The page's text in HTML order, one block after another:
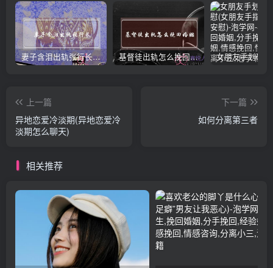
妻子含泪出轨张行长 她说全都是因为家中 基督徒出轨怎么挽回婚姻(基督徒面对出轨婚姻)
上一篇
异地恋爱冷淡期(异地恋爱冷
淡期怎么聊天)
下一篇
如何分离第三者
相关推荐